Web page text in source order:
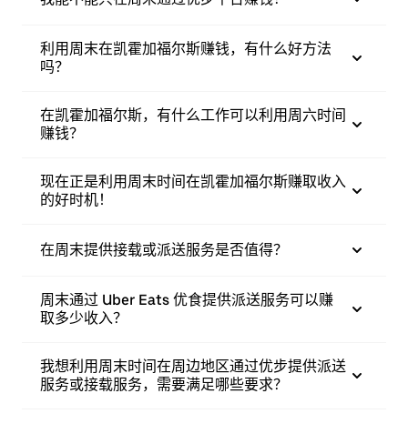
利用周末在凯霍加福尔斯赚钱，有什么好方法
吗？
在凯霍加福尔斯，有什么工作可以利用周六时间
赚钱？
现在正是利用周末时间在凯霍加福尔斯赚取收入
的好时机！
在周末提供接载或派送服务是否值得？
周末通过 Uber Eats 优食提供派送服务可以赚
取多少收入？
我想利用周末时间在周边地区通过优步提供派送
服务或接载服务，需要满足哪些要求？